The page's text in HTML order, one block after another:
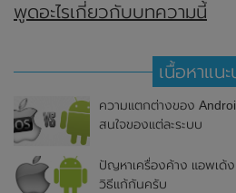
พูดอะไรเกี่ยวกับบทความนี้
เนื้อหาแนะ
ความแตกต่างของ
สนใจของแต่ละระบบ
ปัญหาเครื่องค้าง แอพเด้
วิธีแก้กันครับ